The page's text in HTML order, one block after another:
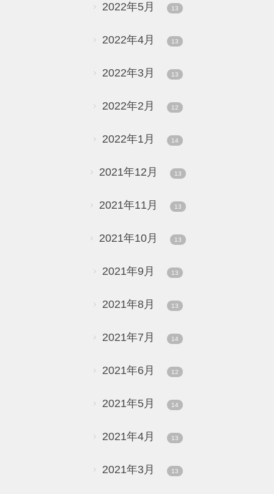
2022年5月 13
2022年4月 13
2022年3月 13
2022年2月 12
2022年1月 14
2021年12月 13
2021年11月 13
2021年10月 13
2021年9月 13
2021年8月 13
2021年7月 14
2021年6月 12
2021年5月 14
2021年4月 13
2021年3月 13